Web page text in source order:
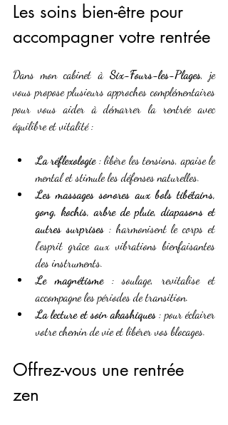
Les soins bien-être pour
accompagner votre rentrée
Dans mon cabinet à Six-Fours-les-Plages, je
vous propose plusieurs approches complémentaires
pour vous aider à démarrer la rentrée avec
équilibre et vitalité :
La réflexologie : libère les tensions, apaise le
mental et stimule les défenses naturelles.
Les massages sonores aux bols tibétains,
gong, kochis, arbre de pluie, diapasons et
autres surprises : harmonisent le corps et
l’esprit grâce aux vibrations bienfaisantes
des instruments.
Le magnétisme : soulage, revitalise et
accompagne les périodes de transition.
La lecture et soin akashiques : pour éclairer
votre chemin de vie et libérer vos blocages.
Offrez-vous une rentrée
zen